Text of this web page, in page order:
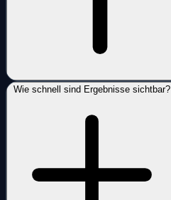
Wie schnell sind Ergebnisse sichtbar?